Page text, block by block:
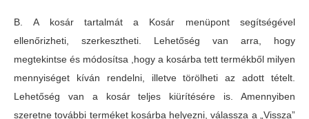
B. A kosár tartalmát a Kosár menüpont segítségével
ellenőrizheti, szerkesztheti. Lehetőség van arra, hogy
megtekintse és módosítsa ,hogy a kosárba tett termékből milyen
mennyiséget kíván rendelni, illetve törölheti az adott tételt.
Lehetőség van a kosár teljes kiürítésére is. Amennyiben
szeretne további terméket kosárba helyezni, válassza a „Vissza”